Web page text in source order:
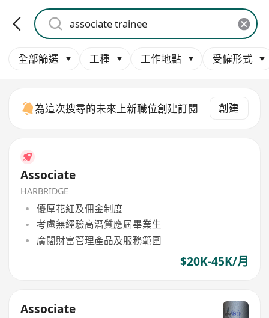
全部篩選 工種 工作地點 受僱形式
為這次搜尋的未來上新職位創建訂閱 創建
Associate
HARBRIDGE
優厚花紅及佣金制度
考慮無經驗高潛質應屆畢業生
廣闊財富管理產品及服務範圍
$20K-45K/月
Associate